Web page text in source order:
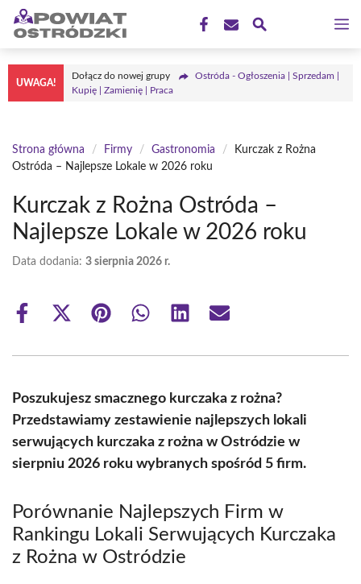
Przejdź
treści
UWAGA!
Dołącz do nowej grupy
Ostróda - Ogłoszenia | Sprzedam |
Kupię | Zamienię | Praca
Strona główna / Firmy / Gastronomia /
Kurczak z Rożna
Ostróda – Najlepsze Lokale w 2026 roku
Kurczak z Rożna Ostróda –
Najlepsze Lokale w 2026 roku
Data dodania: 3 sierpnia 2026 r.
Share
Share
(Twitter)
Share Share Share Share
Poszukujesz smacznego kurczaka z rożna?
Przedstawiamy zestawienie najlepszych lokali
serwujących kurczaka z rożna w Ostródzie w
sierpniu 2026 roku wybranych spośród 5 firm.
Porównanie Najlepszych Firm w
Rankingu Lokali Serwujących Kurczaka
z Rożna w Ostródzie